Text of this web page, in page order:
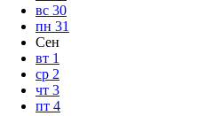
вс 30
пн 31
Сен
вт 1
ср 2
чт 3
пт 4